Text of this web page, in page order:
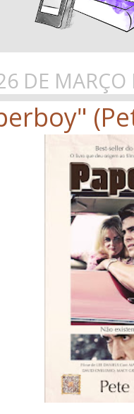
DE